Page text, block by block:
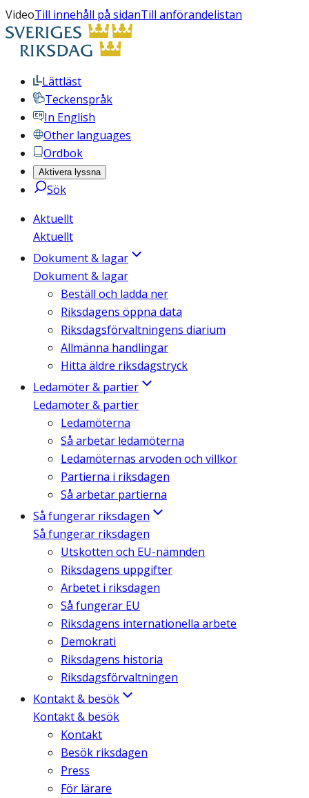
VideoTill innehåll på sidanTill anförandelistan
Lättläst
Teckenspråk
In English
Other languages
Ordbok
Aktivera lyssna
Sök
Aktuellt
Aktuellt
Dokument & lagar
Dokument & lagar
Beställ och ladda ner
Riksdagens öppna data
Riksdagsförvaltningens diarium
Allmänna handlingar
Hitta äldre riksdagstryck
Ledamöter & partier
Ledamöter & partier
Ledamöterna
Så arbetar ledamöterna
Ledamöternas arvoden och villkor
Partierna i riksdagen
Så arbetar partierna
Så fungerar riksdagen
Så fungerar riksdagen
Utskotten och EU-nämnden
Riksdagens uppgifter
Arbetet i riksdagen
Så fungerar EU
Riksdagens internationella arbete
Demokrati
Riksdagens historia
Riksdagsförvaltningen
Kontakt & besök
Kontakt & besök
Kontakt
Besök riksdagen
Press
För lärare